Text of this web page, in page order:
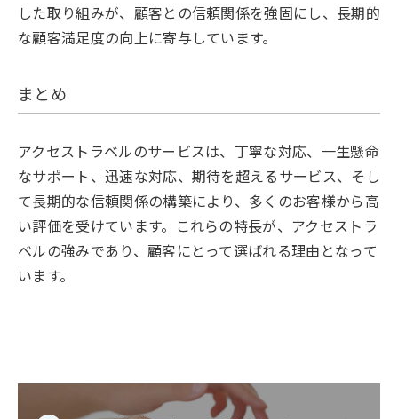
した取り組みが、顧客との信頼関係を強固にし、長期的
な顧客満足度の向上に寄与しています。
まとめ
アクセストラベルのサービスは、丁寧な対応、一生懸命
なサポート、迅速な対応、期待を超えるサービス、そし
て長期的な信頼関係の構築により、多くのお客様から高
い評価を受けています。これらの特長が、アクセストラ
ベルの強みであり、顧客にとって選ばれる理由となって
います。